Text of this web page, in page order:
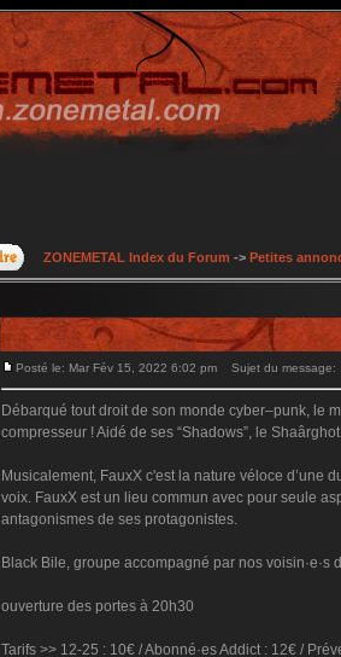
ZONEMETAL Index du Forum -> Petites
Posté le: Mar Fév 15, 2022 6:02 pm Sujet du message:
Débarqué tout droit de son monde cyber–punk, le
compresseur ! Aidé de ses “Shadows”, le
Musicalement, FauxX c'est la nature véloce d’une
voix. FauxX est un lieu commun avec pour seule
antagonismes de ses protagonistes.
Black Bile, groupe accompagné par nos
ouverture des portes à 20h30
Tarifs >> 12-25 : 10€ / Abonné·es Addict : 12€ /